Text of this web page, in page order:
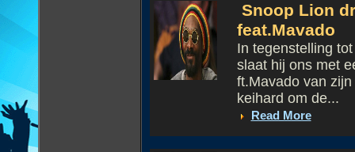
Snoop Lion
feat.Mavado
In tegenstelling
slaat hij ons met
ft.Mavado van
keihard om de...
Read More